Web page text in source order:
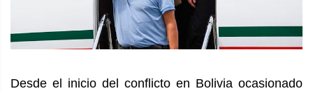
Desde el inicio del conflicto en Bolivia ocasionado